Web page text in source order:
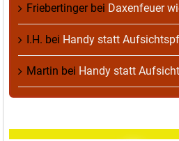
Friebertingerbei Daxenfeuer
I.H. bei Handy statt
Martin bei Handy statt